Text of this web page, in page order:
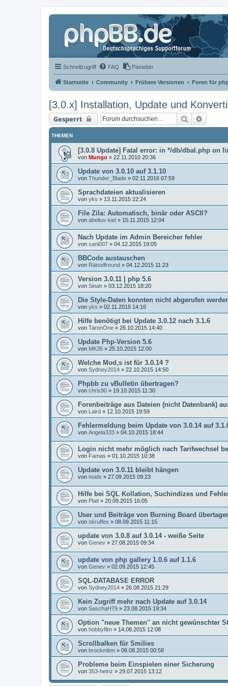
Schnellzugriff FAQ Pastebin
Startseite Community Frühere Versionen Foren für
[3.0.x] Installation, Update und
Gesperrt Suche
THEMEN
[3.0.8 Update] Fatal error: in */db/dbal.php on
von Mungo » 22.11.2010 20:36
Update von 3.0.10 auf 3.1.10
von Thunder_Blade » 02.11.2016 07:59
Sprachdateien aktualisieren
von yks » 13.11.2015 22:24
File Zila: Automatisch, binär oder ASCII?
von abelius-kiel » 15.11.2015 12:04
Nach Update im Admin Bereicher fehler
von sani007 » 04.12.2015 19:05
BBCode austauschen
von Rätselfreund » 04.12.2015 11:23
Version 3.0.11 | php 5.6
von Sinah » 03.12.2015 18:20
Die Style-Daten konnten nicht abgerufen
von yks » 02.11.2015 14:16
Hilfe benötigt bei Update 3.0.12 nach 3.1.6
von TaronOne » 26.10.2015 14:40
Update Php-Version 5.6
von MK35 » 25.10.2015 12:00
Welche Mod,s ist für 3.0.14 ?
von Sydney2014 » 22.10.2015 14:50
Phpbb zu vBulletin übertragen?
von chris90 » 19.10.2015 11:30
Forenbeiträge aus Dateien (nicht Datenbank)
von Laird » 12.10.2015 19:59
Fehlermeldung beim Update von 3.0.14 auf
von Angela333 » 04.10.2015 18:44
Login nicht mehr möglich nach Tarifwechsel
von Famas » 01.10.2015 10:38
Update von 3.0.11 bleibt hängen
von noids » 27.09.2015 09:23
Hilfe bei SQL Kollation, Suchindizes und
von Plati » 20.09.2015 16:05
User und Beiträge von Burning Board
von skruffes » 08.09.2015 11:15
update von 3.0.8 auf 3.0.14 - weiße Seite
von Genev » 27.08.2015 09:34
update von php gallery 1.0.6 auf 1.1.6
von Genev » 02.09.2015 12:45
SQL-DATABASE ERROR
von Sydney2014 » 26.08.2015 21:29
Kein Zugriff mehr nach Update auf 3.0.14
von SaschaH79 » 23.08.2015 19:34
Option "neue Themen" an nicht gewünschter
von hobbyfilm » 14.08.2015 12:08
Scrollbalken für Smilies
von brockmbm » 06.08.2015 00:58
Probleme beim Einspielen einer Sicherung
von 353-heinz » 29.07.2015 13:12